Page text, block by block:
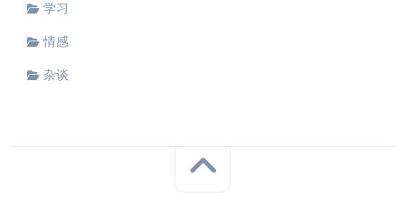
学习
情感
杂谈